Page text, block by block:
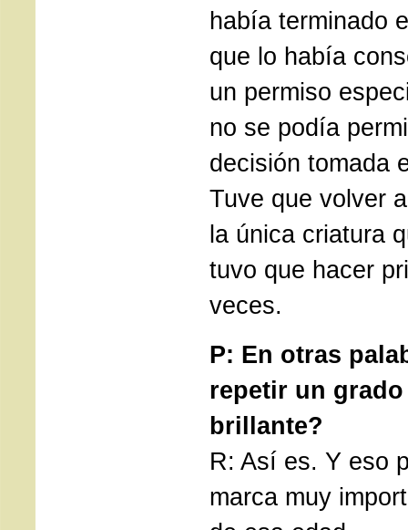
había terminado
que lo había
un permiso
no se podía
decisión tomada
Tuve que volver
la única criatura
tuvo que hacer
veces.
P: En otras
repetir un
brillante?
R: Así es. Y eso
marca muy